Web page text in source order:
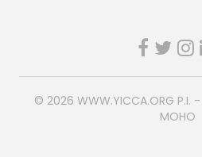
© 2026 WWW.YICCA.ORG P.I.
MOHO